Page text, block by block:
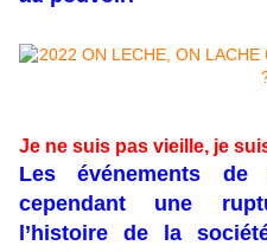
Je ne suis pas vieille, je
Les événements de
cependant une
l’histoire de la